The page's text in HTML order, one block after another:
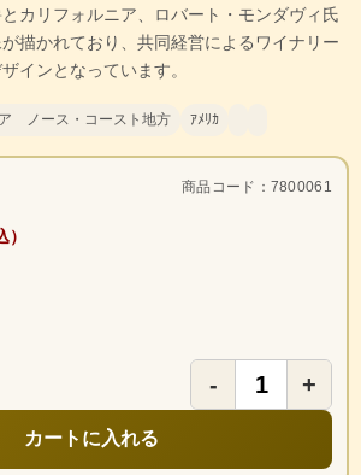
カリフォルニア、ロバート・モンダヴィ氏
描かれており、共同経営によるワイナリー
インとなっています。
ノース・コースト地方 ｱﾒﾘｶ
商品コード：7800061
）
- +
カートに入れる